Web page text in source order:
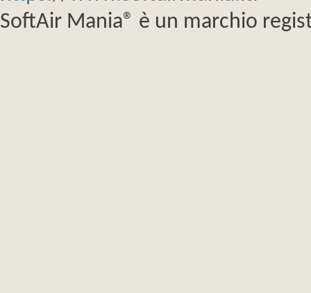
SoftAir Mania® è un marchio